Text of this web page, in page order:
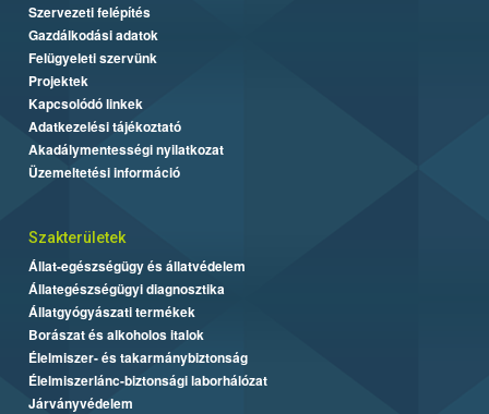
Szervezeti felépítés
Gazdálkodási adatok
Felügyeleti szervünk
Projektek
Kapcsolódó linkek
Adatkezelési tájékoztató
Akadálymentességi nyilatkozat
Üzemeltetési információ
Szakterületek
Állat-egészségügy és állatvédelem
Állategészségügyi diagnosztika
Állatgyógyászati termékek
Borászat és alkoholos italok
Élelmiszer- és takarmánybiztonság
Élelmiszerlánc-biztonsági laborhálózat
Járványvédelem